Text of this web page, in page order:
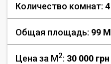
Количество комнат: 4
Общая площадь: 99 M
Цена за М2: 30 000 грн